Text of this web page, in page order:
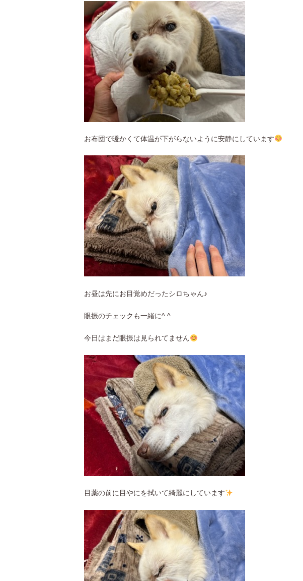
お布団で暖かくて体温が下がらないように安静にしています
お昼は先にお目覚めだったシロちゃん♪
眼振のチェックも一緒に^ ^
今日はまだ眼振は見られてません
目薬の前に目やにを拭いて綺麗にしています